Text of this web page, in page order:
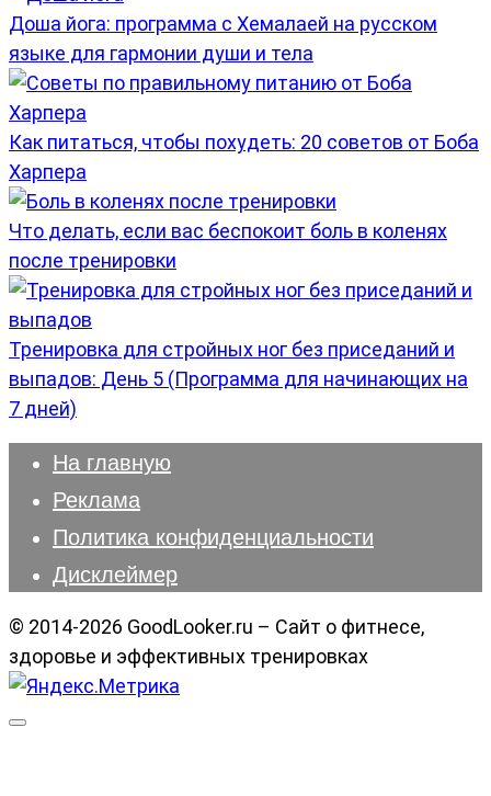
Доша йога: программа с Хемалаей на русском
языке для гармонии души и тела
Как питаться, чтобы похудеть: 20 советов от Боба
Харпера
Что делать, если вас беспокоит боль в коленях
после тренировки
Тренировка для стройных ног без приседаний и
выпадов: День 5 (Программа для начинающих на
7 дней)
На главную
Реклама
Политика конфиденциальности
Дисклеймер
© 2014-2026 GoodLooker.ru – Сайт о фитнесе,
здоровье и эффективных тренировках